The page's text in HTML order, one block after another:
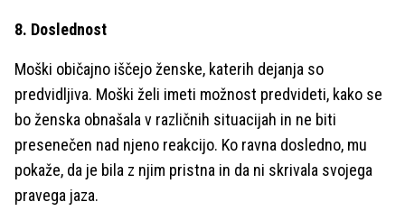
8. Doslednost
Moški običajno iščejo ženske, katerih dejanja so
predvidljiva. Moški želi imeti možnost predvideti, kako se
bo ženska obnašala v različnih situacijah in ne biti
presenečen nad njeno reakcijo. Ko ravna dosledno, mu
pokaže, da je bila z njim pristna in da ni skrivala svojega
pravega jaza.